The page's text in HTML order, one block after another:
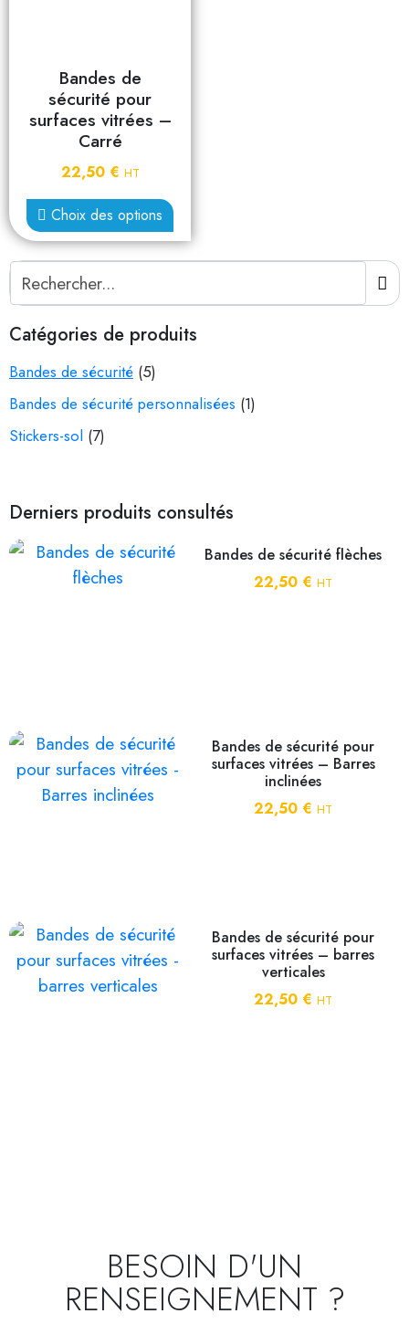
Bandes de
sécurité pour
surfaces vitrées –
Carré
22,50 € HT
Choix des options
Catégories de produits
Bandes de sécurité (5)
Bandes de sécurité personnalisées (1)
Stickers-sol (7)
Derniers produits consultés
Bandes de sécurité flèches
22,50 € HT
Bandes de sécurité pour
surfaces vitrées – Barres
inclinées
22,50 € HT
Bandes de sécurité pour
surfaces vitrées – barres
verticales
22,50 € HT
BESOIN D'UN
RENSEIGNEMENT ?